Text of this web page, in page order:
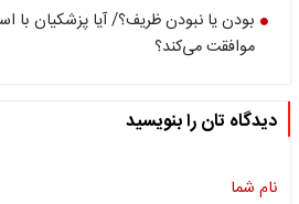
بودن یا نبودن ظریف؟/ آیا پزشکیان با
موافقت می‌کند؟
دیدگاه تان را بنویسید
نام شما